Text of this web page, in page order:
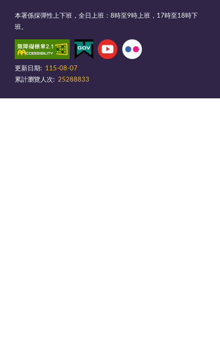
本署係採彈性上下班，全日上班：8時至9時上班，17時至18時下
班。
更新日期:
115-08-07
累計瀏覽人次: 25288833